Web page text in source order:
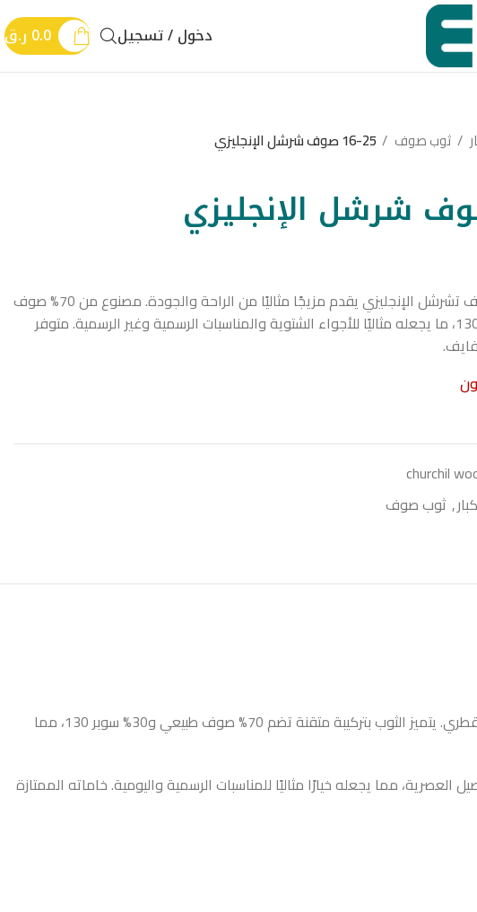
دخول / تسجيل 0.0 ر.ق
ثوب صوف 16-25 صوف شرشل الإنجليزي
ثوب 16-25 من صوف تشرشل الإنجليزي يقدم مزيجًا مثاليًا من الراحة والجودة. مصنوع من 70% صوف
طبيعي و30% سوبر 130، ما يجعله مثاليًا للأجواء الشتوية والمناسبات الرسمية وغير الرسمية. متوفر
churchil
, ثوب صوف
يقدم ثوب 16-25 المصنوع من صوف تشرشل الإنجليزي الذي يتميز بجودة فائقة وملمس ناعم يناسب الذوق القطري. يتميز الثوب بتركيبة متقنة تضم 70% صوف طبيعي و30% سوبر 130، مما
مما يجعله خيارًا مثاليًا للمناسبات الرسمية واليومية. خاماته الممتازة